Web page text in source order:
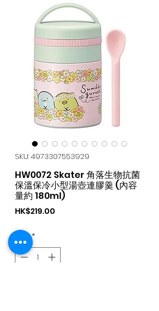
SKU: 4973307553929
HW0072 Skater 角落生物抗菌
保溫保冷小型湯壺連膠羹 (內容
量約 180ml)
HK$219.00
수량*